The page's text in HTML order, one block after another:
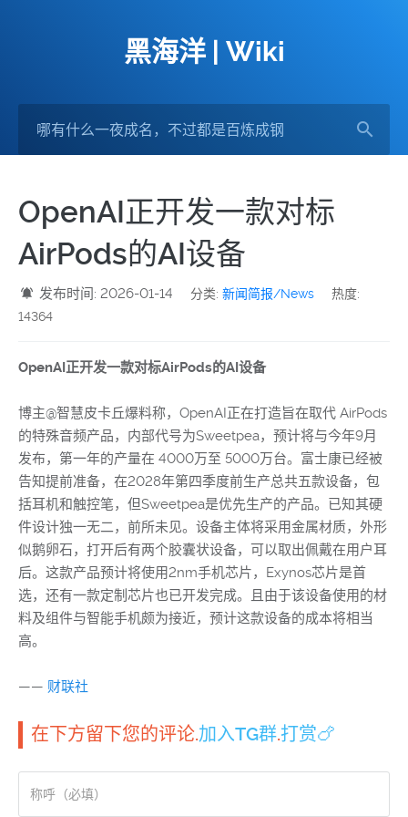
黑海洋 | Wiki
OpenAI正开发一款对标
AirPods的AI设备
发布时间: 2026-01-14 分类:新闻简报/News
热度:
14364
OpenAI正开发一款对标AirPods的AI设备
博主@智慧皮卡丘爆料称，OpenAI正在打造旨在取代 AirPods
的特殊音频产品，内部代号为Sweetpea，预计将与今年9月
发布，第一年的产量在 4000万至 5000万台。富士康已经被
告知提前准备，在2028年第四季度前生产总共五款设备，包
括耳机和触控笔，但Sweetpea是优先生产的产品。已知其硬
件设计独一无二，前所未见。设备主体将采用金属材质，外形
似鹅卵石，打开后有两个胶囊状设备，可以取出佩戴在用户耳
后。这款产品预计将使用2nm手机芯片，Exynos芯片是首
选，还有一款定制芯片也已开发完成。且由于该设备使用的材
料及组件与智能手机颇为接近，预计这款设备的成本将相当
高。
—— 财联社
在下方留下您的评论.加入TG群.打赏🍗